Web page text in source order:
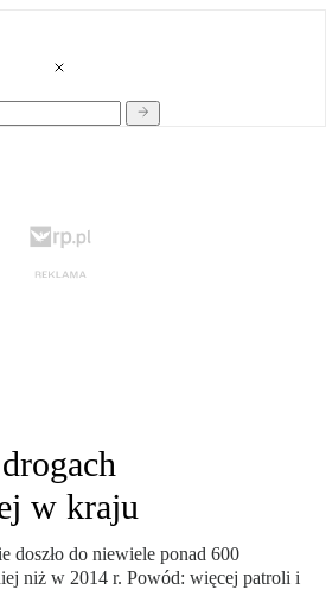
w kraju
doszło do niewiele ponad 600
niż w 2014 r. Powód: więcej patroli i